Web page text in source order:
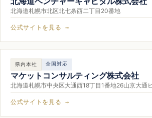
北海道札幌市北区北七条西二丁目20番地
公式サイトを見る →
県内本社 全国対応
マケットコンサルティング株式会社
北海道札幌市中央区大通西18丁目1番地26山京大通
公式サイトを見る →